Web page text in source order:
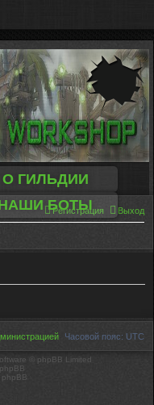
О ГИЛЬДИИ
БОТЫ
Выход
Регистрация
Часовой пояс: UTC
© phpBB Limited